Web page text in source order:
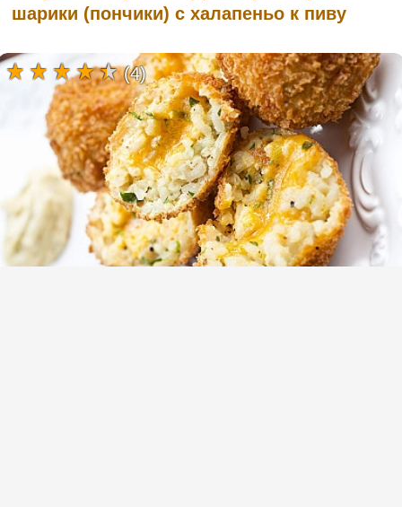
шарики (пончики) с халапеньо к пиву
(4)